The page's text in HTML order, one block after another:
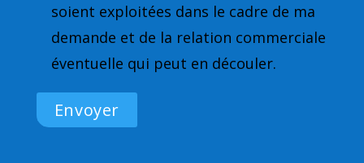
soient exploitées dans le cadre de ma
demande et de la relation commerciale
éventuelle qui peut en découler.